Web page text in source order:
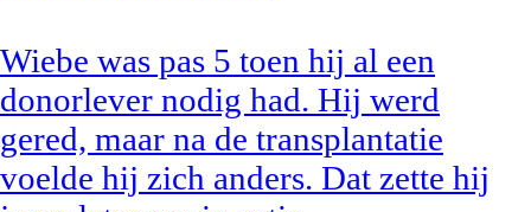
Wiebe was pas 5 toen hij al een
donorlever nodig had. Hij werd
gered, maar na de transplantatie
voelde hij zich anders. Dat zette hij